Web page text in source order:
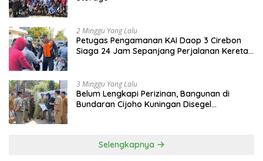
2 Minggu Yang Lalu
Petugas Pengamanan KAI Daop 3 Cirebon
Siaga 24 Jam Sepanjang Perjalanan Kereta
3 Minggu Yang Lalu
Belum Lengkapi Perizinan, Bangunan di
Bundaran Cijoho Kuningan Disegel
Selengkapnya